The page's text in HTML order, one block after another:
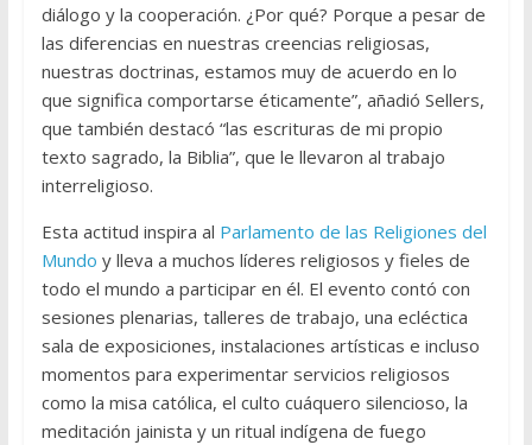
diálogo y la cooperación. ¿Por qué? Porque a pesar de
las diferencias en nuestras creencias religiosas,
nuestras doctrinas, estamos muy de acuerdo en lo
que significa comportarse éticamente”, añadió Sellers,
que también destacó “las escrituras de mi propio
texto sagrado, la Biblia”, que le llevaron al trabajo
interreligioso.
Esta actitud inspira al Parlamento de las Religiones del
Mundo y lleva a muchos líderes religiosos y fieles de
todo el mundo a participar en él. El evento contó con
sesiones plenarias, talleres de trabajo, una ecléctica
sala de exposiciones, instalaciones artísticas e incluso
momentos para experimentar servicios religiosos
como la misa católica, el culto cuáquero silencioso, la
meditación jainista y un ritual indígena de fuego